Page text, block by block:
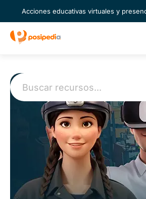
Acciones educativas virtuales y